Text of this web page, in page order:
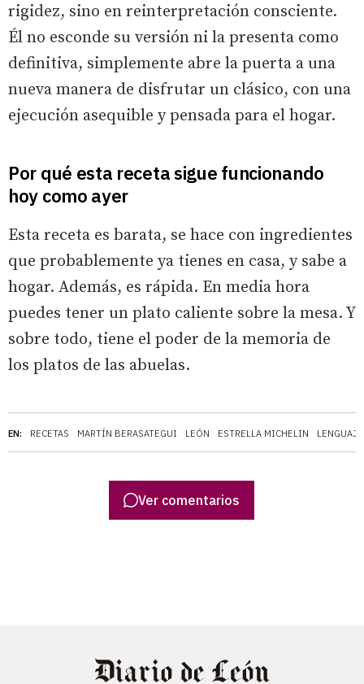
EN: RECETAS MARTÍN BERASATEGUI LEÓN ESTRELLA MICHELIN LENGUAJE
rigidez, sino en reinterpretación consciente.
Él no esconde su versión ni la presenta como
definitiva, simplemente abre la puerta a una
nueva manera de disfrutar un clásico, con una
ejecución asequible y pensada para el hogar.
Por qué esta receta sigue funcionando
hoy como ayer
Esta receta es barata, se hace con ingredientes
que probablemente ya tienes en casa, y sabe a
hogar. Además, es rápida. En media hora
puedes tener un plato caliente sobre la mesa. Y
sobre todo, tiene el poder de la memoria de
los platos de las abuelas.
Ver comentarios